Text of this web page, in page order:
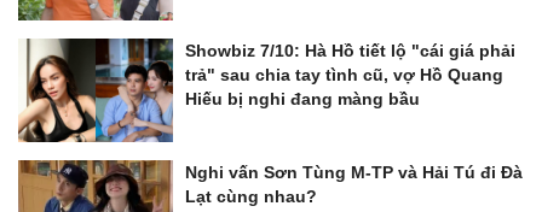
Showbiz 7/10: Hà Hồ tiết lộ "cái giá phải
trả" sau chia tay tình cũ, vợ Hồ Quang
Hiếu bị nghi đang màng bầu
Nghi vấn Sơn Tùng M-TP và Hải Tú đi Đà
Lạt cùng nhau?